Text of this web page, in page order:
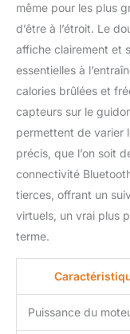
même pour les plus
d’être à l’étroit. Le
affiche clairement et
essentielles à
calories brûlées et
capteurs sur le
permettent de varier
précis, que l’on soit
connectivité
tierces, offrant un
virtuels, un vrai plus
terme.
Puissance du